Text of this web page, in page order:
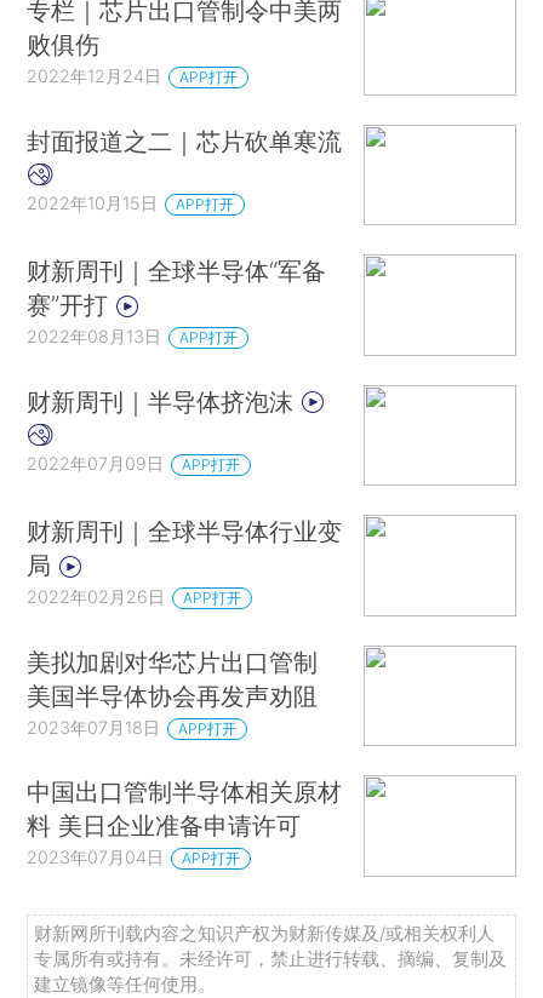
专栏｜芯片出口管制令中美两
败俱伤
2022年12月24日 APP打开
封面报道之二｜芯片砍单寒流
2022年10月15日 APP打开
财新周刊｜全球半导体“军备
赛”开打
2022年08月13日 APP打开
财新周刊｜半导体挤泡沫
2022年07月09日 APP打开
财新周刊｜全球半导体行业变
局
2022年02月26日 APP打开
美拟加剧对华芯片出口管制
美国半导体协会再发声劝阻
2023年07月18日 APP打开
中国出口管制半导体相关原材
料 美日企业准备申请许可
2023年07月04日 APP打开
财新网所刊载内容之知识产权为财新传媒及/或相关权利人
专属所有或持有。未经许可，禁止进行转载、摘编、复制及
建立镜像等任何使用。